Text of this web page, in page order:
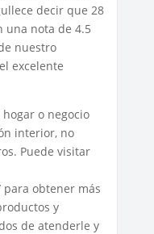
decir que 28
una nota de 4.5
nuestro
excelente
o negocio
interior, no
Puede visitar
obtener más
y
de atenderle y